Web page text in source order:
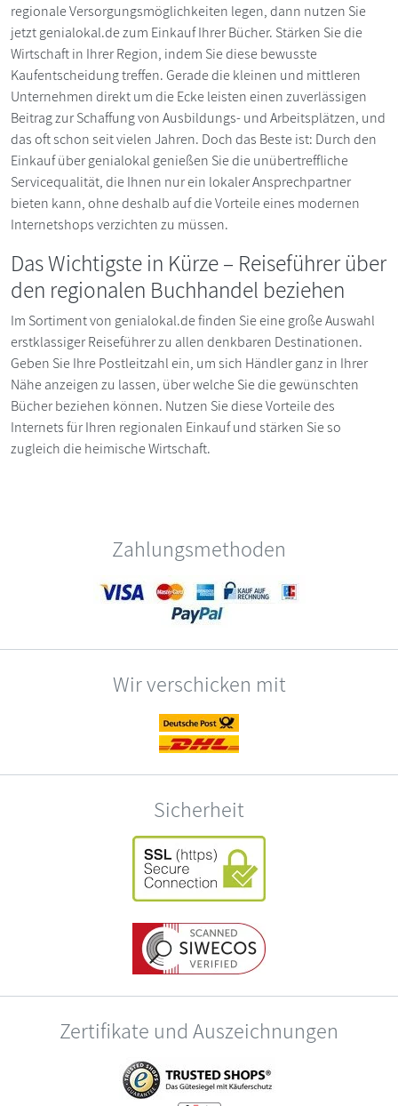
regionale Versorgungsmöglichkeiten legen, dann nutzen Sie
jetzt genialokal.de zum Einkauf Ihrer Bücher. Stärken Sie die
Wirtschaft in Ihrer Region, indem Sie diese bewusste
Kaufentscheidung treffen. Gerade die kleinen und mittleren
Unternehmen direkt um die Ecke leisten einen zuverlässigen
Beitrag zur Schaffung von Ausbildungs- und Arbeitsplätzen, und
das oft schon seit vielen Jahren. Doch das Beste ist: Durch den
Einkauf über genialokal genießen Sie die unübertreffliche
Servicequalität, die Ihnen nur ein lokaler Ansprechpartner
bieten kann, ohne deshalb auf die Vorteile eines modernen
Internetshops verzichten zu müssen.
Das Wichtigste in Kürze – Reiseführer über
den regionalen Buchhandel beziehen
Im Sortiment von genialokal.de finden Sie eine große Auswahl
erstklassiger Reiseführer zu allen denkbaren Destinationen.
Geben Sie Ihre Postleitzahl ein, um sich Händler ganz in Ihrer
Nähe anzeigen zu lassen, über welche Sie die gewünschten
Bücher beziehen können. Nutzen Sie diese Vorteile des
Internets für Ihren regionalen Einkauf und stärken Sie so
zugleich die heimische Wirtschaft.
Zahlungsmethoden
Wir verschicken mit
Sicherheit
Zertifikate und Auszeichnungen